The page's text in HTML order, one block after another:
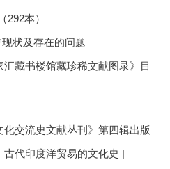
292本）
状及存在的问题
汇藏书楼馆藏珍稀文献图录》目
化交流史文献丛刊》第四辑出版
古代印度洋贸易的文化史 |